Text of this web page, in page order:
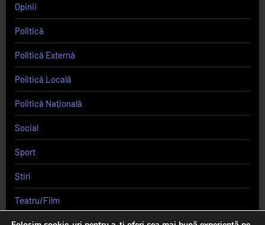
Opinii
Politică
Politică Externă
Politică Locală
Politică Națională
Social
Sport
Știri
Teatru/Film